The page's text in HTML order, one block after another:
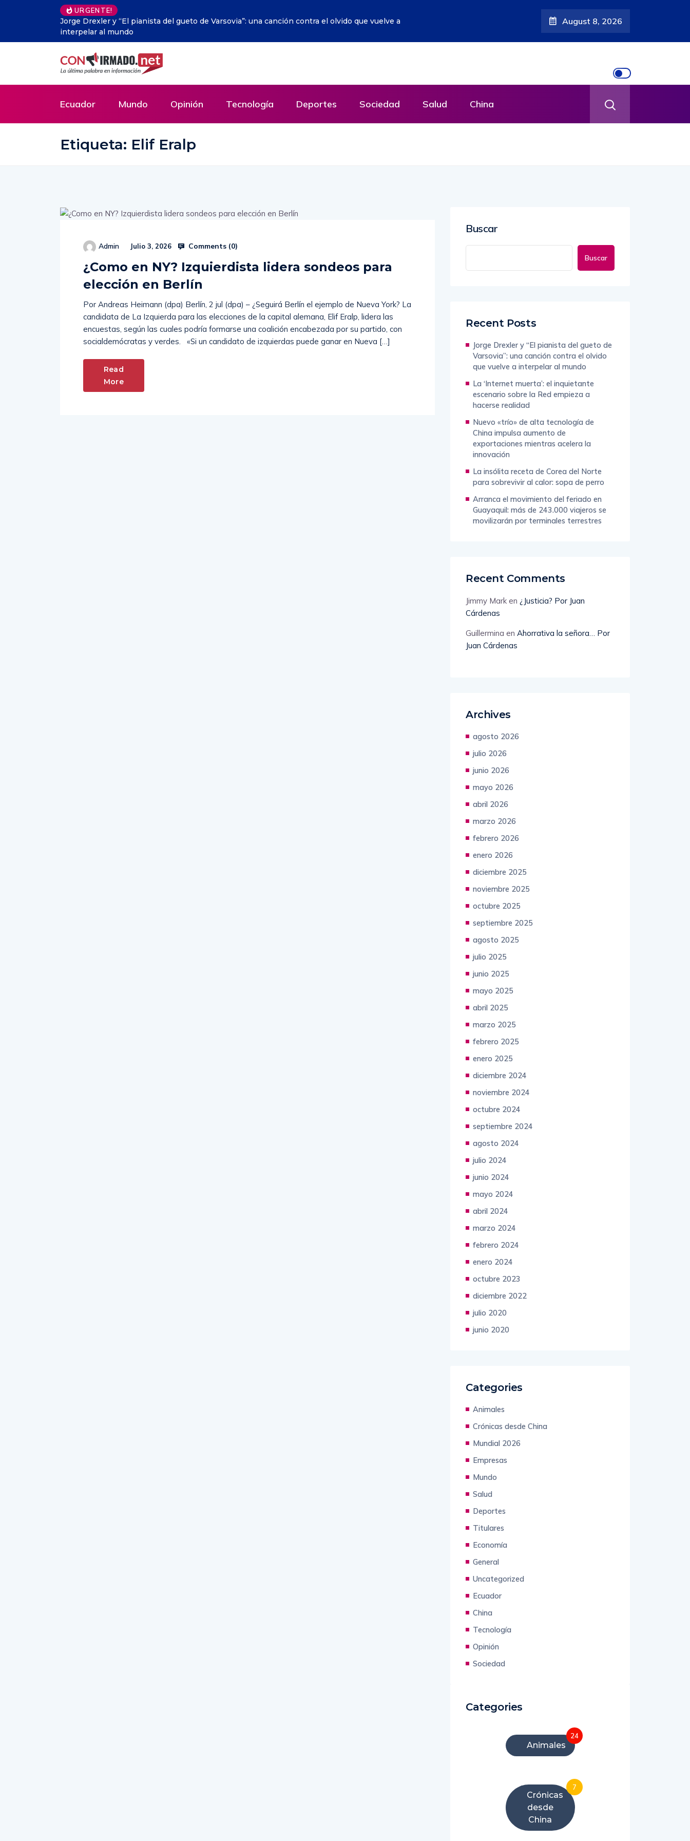
URGENTE!
que vuelve a La ‘Internet muerta’: el inquietante escenario sobre la Red empieza a hacerse realidad August 8, 2026
Ecuador Mundo Opinión Tecnología Deportes Sociedad Salud China
Etiqueta: Elif Eralp
Admin Julio 3, 2026 Comments (0)
¿Como en NY? Izquierdista lidera sondeos para
elección en Berlín
Por Andreas Heimann (dpa) Berlín, 2 jul (dpa) – ¿Seguirá Berlín el ejemplo de Nueva York? La
candidata de La Izquierda para las elecciones de la capital alemana, Elif Eralp, lidera las
encuestas, según las cuales podría formarse una coalición encabezada por su partido, con
socialdemócratas y verdes. «Si un candidato de izquierdas puede ganar en Nueva […]
Read
More
Buscar
Buscar
Recent Posts
Jorge Drexler y “El pianista del gueto de
Varsovia”: una canción contra el olvido
que vuelve a interpelar al mundo
La ‘Internet muerta’: el inquietante
escenario sobre la Red empieza a
hacerse realidad
Nuevo «trío» de alta tecnología de
China impulsa aumento de
exportaciones mientras acelera la
innovación
La insólita receta de Corea del Norte
para sobrevivir al calor: sopa de perro
Arranca el movimiento del feriado en
Guayaquil: más de 243.000 viajeros se
movilizarán por terminales terrestres
Recent Comments
Jimmy Mark en ¿Justicia? Por Juan
Cárdenas
Guillermina en Ahorrativa la señora… Por
Juan Cárdenas
Archives
agosto 2026
julio 2026
junio 2026
mayo 2026
abril 2026
marzo 2026
febrero 2026
enero 2026
diciembre 2025
noviembre 2025
octubre 2025
septiembre 2025
agosto 2025
julio 2025
junio 2025
mayo 2025
abril 2025
marzo 2025
febrero 2025
enero 2025
diciembre 2024
noviembre 2024
octubre 2024
septiembre 2024
agosto 2024
julio 2024
junio 2024
mayo 2024
abril 2024
marzo 2024
febrero 2024
enero 2024
octubre 2023
diciembre 2022
julio 2020
junio 2020
Categories
Animales
Crónicas desde China
Mundial 2026
Empresas
Mundo
Salud
Deportes
Titulares
Economía
General
Uncategorized
Ecuador
China
Tecnología
Opinión
Sociedad
Categories
Animales
24
Crónicas
desde
China
7